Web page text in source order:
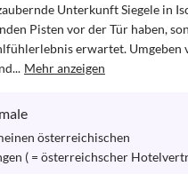
Unterkunft Siegele in
Pisten vor der Tür haben,
erwartet. Umgeben
Mehr anzeigen
österreichischen
( = österreichscher